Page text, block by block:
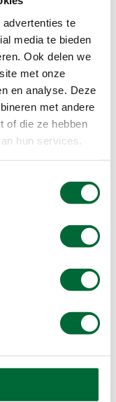
te
media te bieden
Ook delen we
met onze
en analyse. Deze
met andere
of die ze hebben
hun services.
je weet
manier weet je
zien. Zie je
dan is de kans
In dit
diersporen.
geniet van de
altijd op een